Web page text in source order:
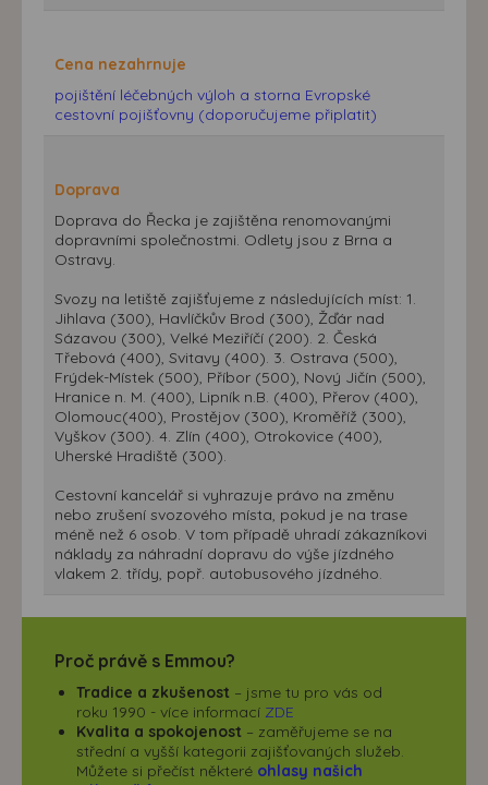
Cena nezahrnuje
pojištění léčebných výloh a storna Evropské
cestovní pojišťovny (doporučujeme připlatit)
Doprava
Doprava do Řecka je zajištěna renomovanými
dopravními společnostmi. Odlety jsou z Brna a
Ostravy.
Svozy na letiště zajišťujeme z následujících míst: 1.
Jihlava (300), Havlíčkův Brod (300), Žďár nad
Sázavou (300), Velké Meziříčí (200). 2. Česká
Třebová (400), Svitavy (400). 3. Ostrava (500),
Frýdek-Místek (500), Příbor (500), Nový Jičín (500),
Hranice n. M. (400), Lipník n.B. (400), Přerov (400),
Olomouc(400), Prostějov (300), Kroměříž (300),
Vyškov (300). 4. Zlín (400), Otrokovice (400),
Uherské Hradiště (300).
Cestovní kancelář si vyhrazuje právo na změnu
nebo zrušení svozového místa, pokud je na trase
méně než 6 osob. V tom případě uhradí zákazníkovi
náklady za náhradní dopravu do výše jízdného
vlakem 2. třídy, popř. autobusového jízdného.
Proč právě s Emmou?
Tradice a zkušenost – jsme tu pro vás od
roku 1990 - více informací ZDE
Kvalita a spokojenost – zaměřujeme se na
střední a vyšší kategorii zajišťovaných služeb.
Můžete si přečíst některé ohlasy našich